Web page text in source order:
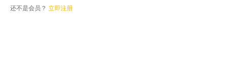
还不是会员？ 立即注册